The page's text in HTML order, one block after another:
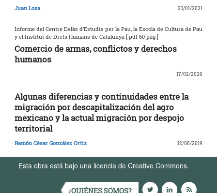
Juan Losa 23/01/2021
Informe del Centre Delàs d’Estudis per la Pau, la Escola de Cultura de Pau
y el Institut de Drets Humans de Catalunya [.pdf 60 pág.]
Comercio de armas, conflictos y derechos
humanos
17/02/2020
Algunas diferencias y continuidades entre la
migración por descapitalización del agro
mexicano y la actual migración por despojo
territorial
Ramón César González Ortiz 12/08/2019
Esta obra está bajo una licencia de Creative Commons.
¿QUIÉNES SOMOS?